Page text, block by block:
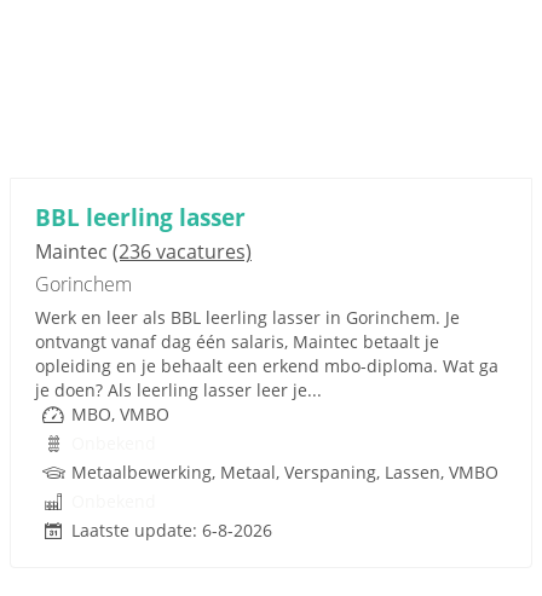
BBL leerling lasser
Maintec (236 vacatures)
Gorinchem
Werk en leer als BBL leerling lasser in Gorinchem. Je
ontvangt vanaf dag één salaris, Maintec betaalt je
opleiding en je behaalt een erkend mbo-diploma. Wat ga
je doen? Als leerling lasser leer je...
MBO, VMBO
Metaalbewerking, Metaal, Verspaning, Lassen, VMBO
Laatste update: 6-8-2026